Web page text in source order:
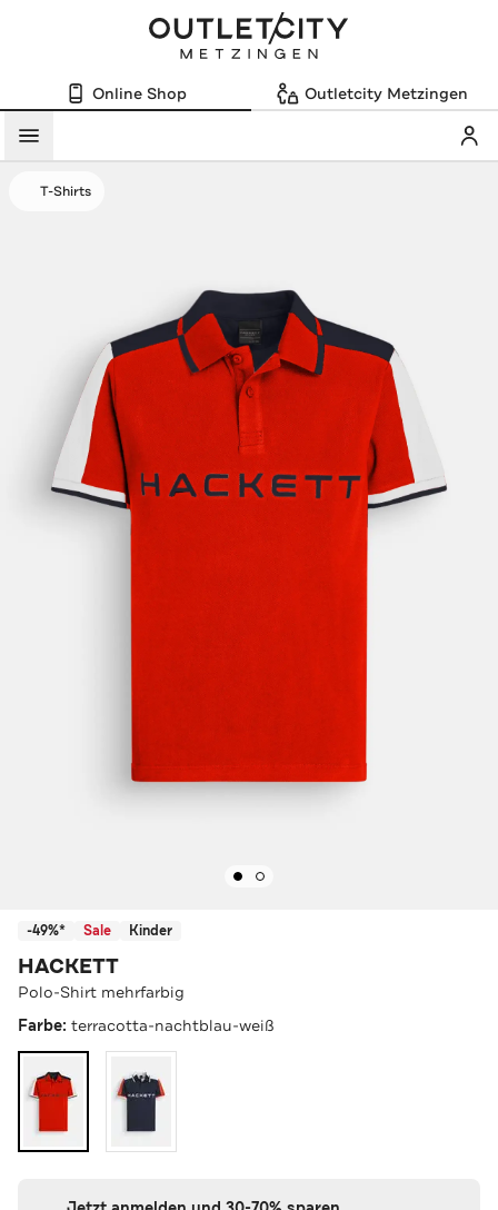
Online Shop Outletcity Metzingen
Menü
T-Shirts
-49%* Sale Kinder
HACKETT
Polo-Shirt mehrfarbig
Farbe: terracotta-nachtblau-weiß